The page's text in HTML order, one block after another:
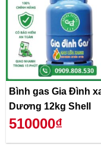
Bình gas Gia Đình
Dương 12kg Shell
510000₫